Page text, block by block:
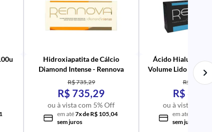
Hidroxiapatita de Cálcio
Diamond Intense - Rennova
R$ 735,29
R$ 735,29
ou à vista com 5% Off
em até7x de R$ 105,04
sem juros
Ácido
Volume Lido com 1
- Rennova
R$ 622,40
R$
ou à vista com
em até
sem juros